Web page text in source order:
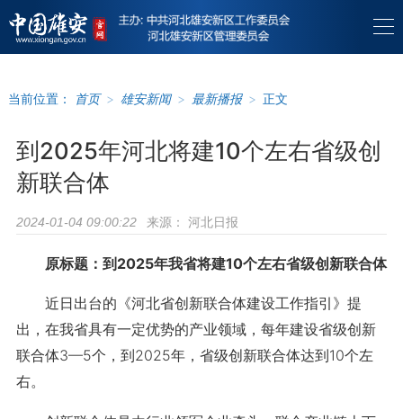
当前位置： 首页 > 雄安新闻 > 最新播报 > 正文
到2025年河北将建10个左右省级创
新联合体
2024-01-04 09:00:22 来源： 河北日报
原标题：到2025年我省将建10个左右省级创新联合体
近日出台的《河北省创新联合体建设工作指引》提
出，在我省具有一定优势的产业领域，每年建设省级创新
联合体3—5个，到2025年，省级创新联合体达到10个左
右。